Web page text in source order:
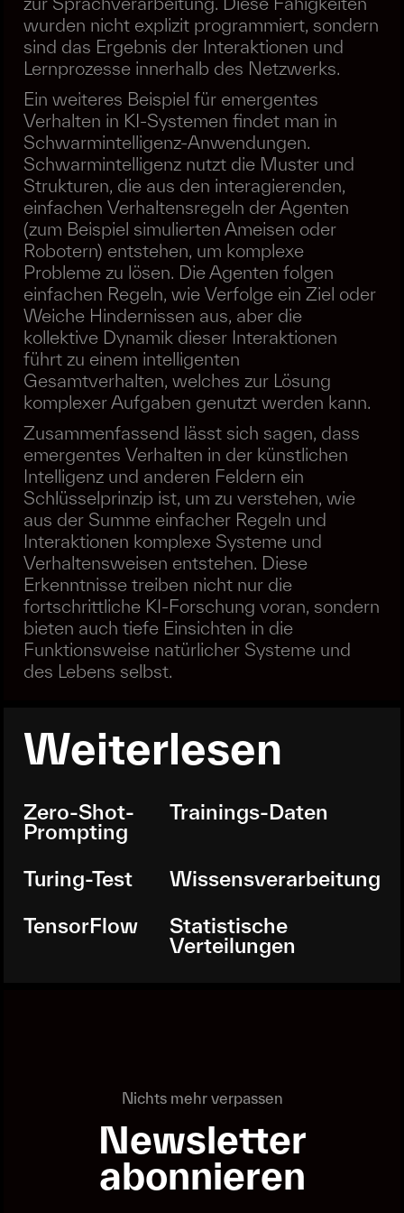
wurden nicht explizit programmiert, sondern
sind das Ergebnis der Interaktionen und
Lernprozesse innerhalb des Netzwerks.
Ein weiteres Beispiel für emergentes
Verhalten in KI-Systemen findet man in
Schwarmintelligenz-Anwendungen.
Schwarmintelligenz nutzt die Muster und
Strukturen, die aus den interagierenden,
einfachen Verhaltensregeln der Agenten
(zum Beispiel simulierten Ameisen oder
Robotern) entstehen, um komplexe
Probleme zu lösen. Die Agenten folgen
einfachen Regeln, wie Verfolge ein Ziel oder
Weiche Hindernissen aus, aber die
kollektive Dynamik dieser Interaktionen
führt zu einem intelligenten
Gesamtverhalten, welches zur Lösung
komplexer Aufgaben genutzt werden kann.
Zusammenfassend lässt sich sagen, dass
emergentes Verhalten in der künstlichen
Intelligenz und anderen Feldern ein
Schlüsselprinzip ist, um zu verstehen, wie
aus der Summe einfacher Regeln und
Interaktionen komplexe Systeme und
Verhaltensweisen entstehen. Diese
Erkenntnisse treiben nicht nur die
fortschrittliche KI-Forschung voran, sondern
bieten auch tiefe Einsichten in die
Funktionsweise natürlicher Systeme und
des Lebens selbst.
Weiterlesen
Zero-Shot-
Prompting
Trainings-Daten
Turing-Test
Wissensverarbeitung
TensorFlow
Statistische
Verteilungen
Nichts mehr verpassen
Newsletter
abonnieren